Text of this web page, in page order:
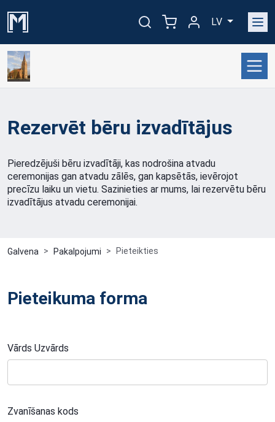
LV
Rezervēt bēru izvadītājus
Pieredzējuši bēru izvadītāji, kas nodrošina atvadu
ceremonijas gan atvadu zālēs, gan kapsētās, ievērojot
precīzu laiku un vietu. Sazinieties ar mums, lai rezervētu bēru
izvadītājus atvadu ceremonijai.
Galvena Pakalpojumi Pieteikties
Pieteikuma forma
Vārds Uzvārds
Zvanīšanas kods